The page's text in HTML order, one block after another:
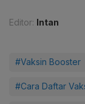
Editor: Intan
#Vaksin Booster
#Cara Daftar